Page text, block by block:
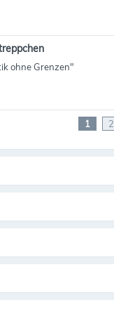
ohne Grenzen"
1 2